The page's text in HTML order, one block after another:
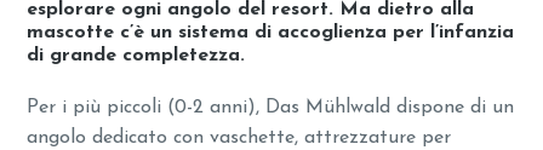
esplorare ogni angolo del resort. Ma dietro alla
mascotte c’è un sistema di accoglienza per l’infanzia
di grande completezza.
Per i più piccoli (0-2 anni), Das Mühlwald dispone di un
angolo dedicato con vaschette, attrezzature per